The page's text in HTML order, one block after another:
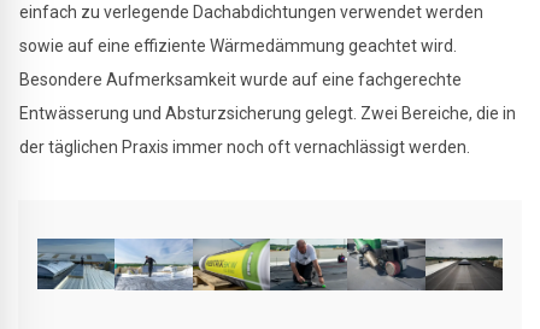
einfach zu verlegende Dachabdichtungen verwendet werden
sowie auf eine effiziente Wärmedämmung geachtet wird.
Besondere Aufmerksamkeit wurde auf eine fachgerechte
Entwässerung und Absturzsicherung gelegt. Zwei Bereiche, die in
der täglichen Praxis immer noch oft vernachlässigt werden.